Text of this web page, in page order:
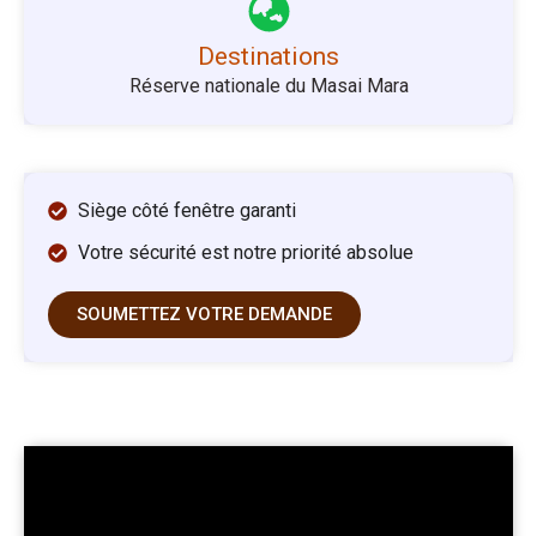
Destinations
Réserve nationale du Masai Mara
Siège côté fenêtre garanti
Votre sécurité est notre priorité absolue
SOUMETTEZ VOTRE DEMANDE